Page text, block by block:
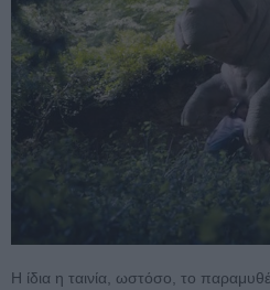
Η ίδια η ταινία, ωστόσο, το